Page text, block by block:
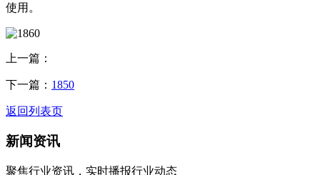
使用。
上一篇：
下一篇： 1850
返回列表页
新闻资讯
聚焦行业资讯，实时播报行业动态